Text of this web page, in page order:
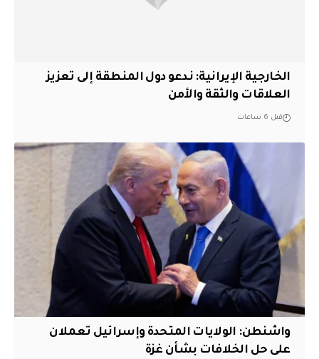
الخارجية الإيرانية: ندعو دول المنطقة إلى تعزيز
العلاقات والثقة والأمن
قبل 6 ساعات
واشنطن: الولايات المتحدة وإسرائيل تعملان
على حل الخلافات بشأن غزة